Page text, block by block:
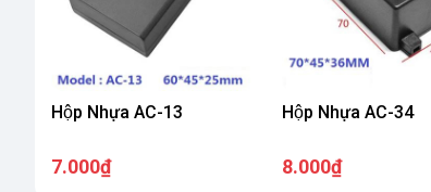
Hộp Nhựa AC-13
7.000₫
Hộp Nhựa AC-34
8.000₫